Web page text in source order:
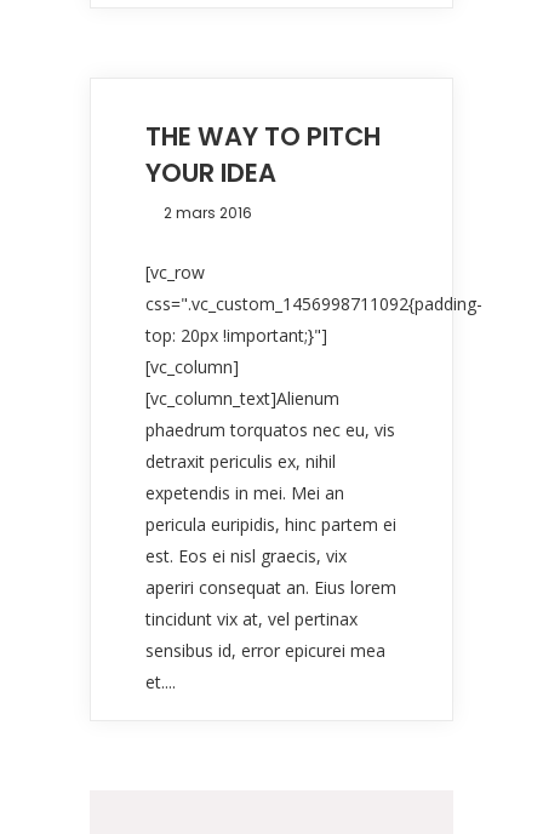
THE WAY TO PITCH
YOUR IDEA
2 mars 2016
[vc_row
css=".vc_custom_1456998711092{padding-
top: 20px !important;}"]
[vc_column]
[vc_column_text]Alienum
phaedrum torquatos nec eu, vis
detraxit periculis ex, nihil
expetendis in mei. Mei an
pericula euripidis, hinc partem ei
est. Eos ei nisl graecis, vix
aperiri consequat an. Eius lorem
tincidunt vix at, vel pertinax
sensibus id, error epicurei mea
et....